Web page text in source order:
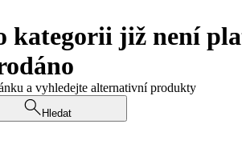
kategorii již není
a vyhledejte alternativní produkty
Hledat